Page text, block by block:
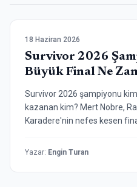
Yarışma / Program
18 Haziran 2026
Survivor 2026
Büyük Final Ne
Survivor 2026 şampiyonu
kazanan kim? Mert Nobre,
Karadere'nin nefes kesen
Yazar: Engin Turan